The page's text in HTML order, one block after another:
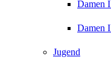
Damen
Damen
Jugend